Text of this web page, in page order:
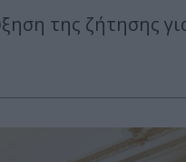
της ζήτησης